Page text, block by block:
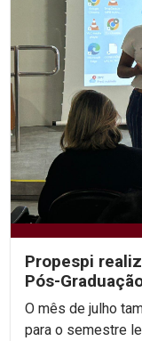
Propespi
Pós-
O mês de julho
para o semestre